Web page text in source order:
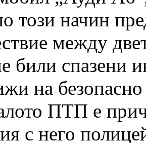
този начин
между
били спазени
на
ПТП е
с него